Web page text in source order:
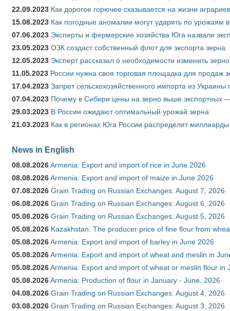
22.09.2023 Как дорогое горючее сказывается на жизни аграриев
15.08.2023 Как погодные аномалии могут ударить по урожаям
07.06.2023 Эксперты и фермерские хозяйства Юга назвали
23.05.2023 ОЗК создаст собственный флот для экспорта зерна
12.05.2023 Эксперт рассказал о необходимости изменить
11.05.2023 России нужна своя торговая площадка для продаж
17.04.2023 Запрет сельскохозяйственного импорта из
07.04.2023 Почему в Сибири цены на зерно выше экспортных
29.03.2023 В России ожидают оптимальный урожай зерна
21.03.2023 Как в регионах Юга России распределят
News in English
08.08.2026Armenia: Export and import of rice in June 2026
08.08.2026Armenia: Export and import of maize in June 2026
07.08.2026 Grain Trading on Russian Exchanges: August 7, 2026
06.08.2026 Grain Trading on Russian Exchanges: August 6, 2026
05.08.2026 Grain Trading on Russian Exchanges: August 5, 2026
05.08.2026 Kazakhstan: The producer price of fine flour from
05.08.2026Armenia: Export and import of barley in June 2026
05.08.2026Armenia: Export and import of wheat and meslin in
05.08.2026Armenia: Export and import of wheat or meslin flour in
05.08.2026Armenia: Production of flour in January - June, 2026
04.08.2026 Grain Trading on Russian Exchanges: August 4, 2026
03.08.2026 Grain Trading on Russian Exchanges: August 3, 2026